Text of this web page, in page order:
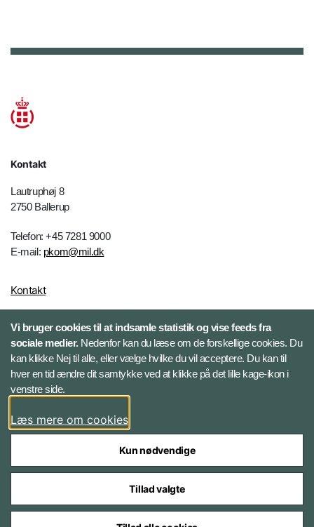
Kontakt
Lautruphøj 8
2750 Ballerup
Telefon: +45 7281 9000
E-mail: pkom@mil.dk
Kontakt
Følg HR-portalen
Facebook
Vi bruger cookies til at indsamle statistik og vise feeds fra
sociale medier.Nedenfor kan du læse om de forskellige cookies. Du
kan klikke Nej til alle, eller vælge hvilke du vil acceptere. Du kan til
hver en tid ændre dit samtykke ved at klikke på det lille kage-ikon i
venstre side.
Læs mere om cookies
Kun nødvendige
Tillad valgte